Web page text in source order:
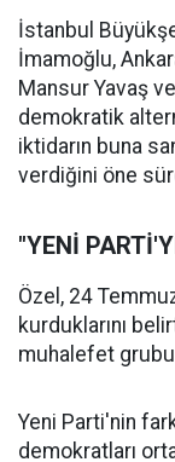
İstanbul
İmamoğlu,
Mansur Yavaş
demokratik
iktidarın buna
verdiğini öne
"YENİ
Özel, 24
kurduklarını
muhalefet
Yeni Parti'nin
demokratları